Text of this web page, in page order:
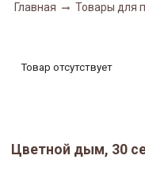
Главная Товары для
Товар отсутствует
Цветной дым, 30